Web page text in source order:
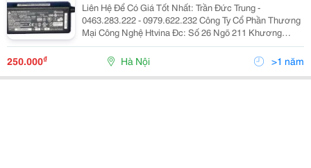
Liên Hệ Để Có Giá Tốt Nhất: Trần Đức Trung -
0463.283.222 - 0979.622.232 Công Ty Cổ Phần Thương
Mại Công Nghệ Htvina Đc: Số 26 Ngõ 211 Khương
Trung &Ndash; Thanh Xuân &Ndash; Hà Nội Yahoo
:Htvinakd3 Http ://Www.sieuthiht.com Trụ Sở Chính:
250.000₫ Hà Nội >1 năm